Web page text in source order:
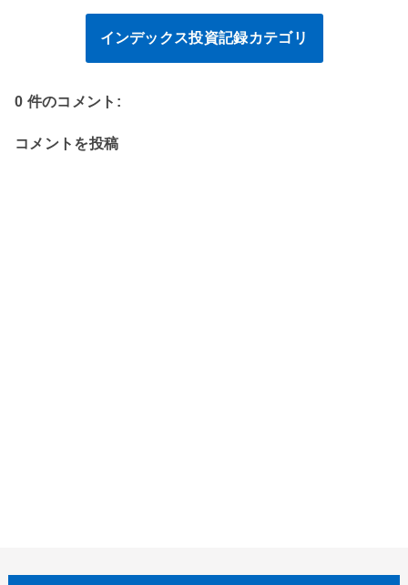
インデックス投資記録カテゴリ
0 件のコメント:
コメントを投稿